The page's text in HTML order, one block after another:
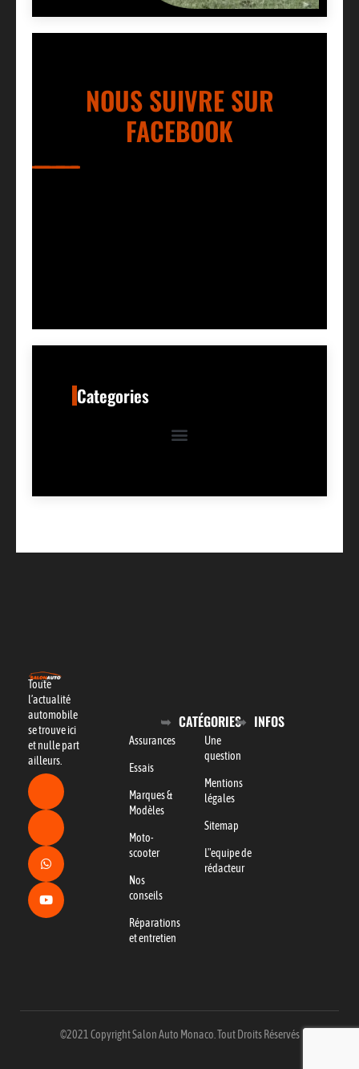
NOUS SUIVRE SUR
FACEBOOK
Categories
Toute
l’actualité
automobile
se trouve ici
et nulle part
ailleurs.
CATÉGORIES
Assurances
Essais
Marques &
Modèles
Moto-
scooter
Nos
conseils
Réparations
et entretien
INFOS
Une
question
Mentions
légales
Sitemap
L"equipe de
rédacteur
©2021 Copyright Salon Auto Monaco. Tout Droits Réservés